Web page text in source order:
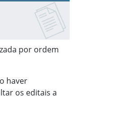
por ordem
haver
os editais a